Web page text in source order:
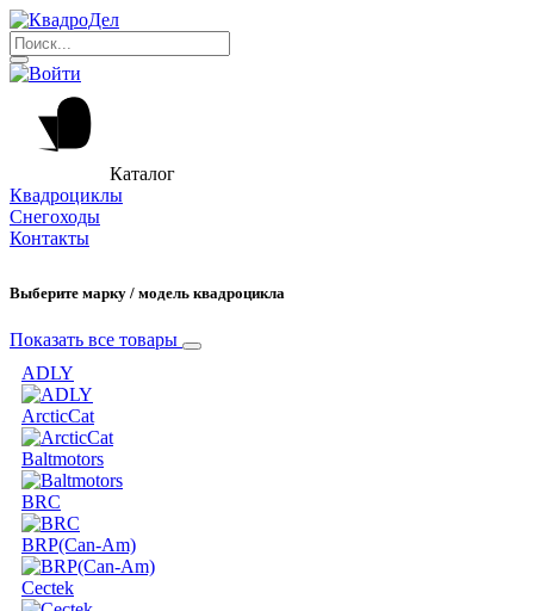
Каталог
Квадроциклы
Снегоходы
Контакты
Выберите марку / модель квадроцикла
Показать все товары
ADLY
ArcticCat
Baltmotors
BRC
BRP(Can-Am)
Cectek